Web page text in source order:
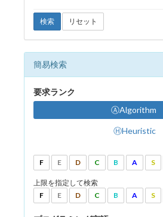
検索 リセット
簡易検索
要求ランク
ⒶAlgorithm
ⒽHeuristic
F E D C B A S
上限を指定して検索
F
E D C B A S